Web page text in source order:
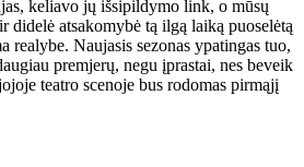
keliavo jų išsipildymo link, o mūsų
didelė atsakomybė tą ilgą laiką puoselėtą
realybe. Naujasis sezonas ypatingas tuo,
premjerų, negu įprastai, nes beveik
teatro scenoje bus rodomas pirmąjį